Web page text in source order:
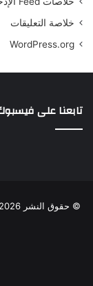
خلاصة التعليقات
WordPress.org
تابعنا على
© حقوق النشر 2026، جميع الحقوق محفوظة |